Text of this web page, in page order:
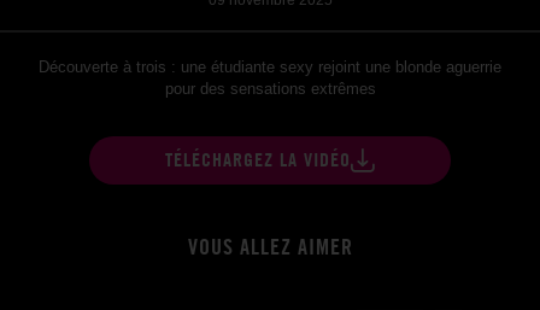
Découverte à trois : une étudiante sexy rejoint une blonde aguerrie
pour des sensations extrêmes
TÉLÉCHARGEZ LA VIDÉO
VOUS ALLEZ AIMER